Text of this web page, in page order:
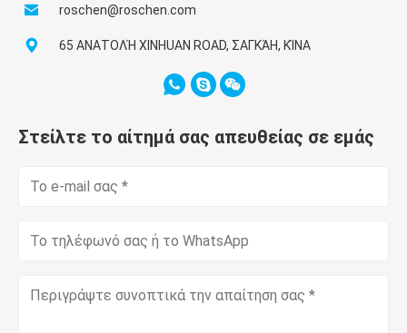
roschen@roschen.com
65 ΑΝΑΤΟΛΉ XINHUAN ROAD, ΣΑΓΚΆΗ, ΚΊΝΑ
Στείλτε το αίτημά σας απευθείας σε εμάς